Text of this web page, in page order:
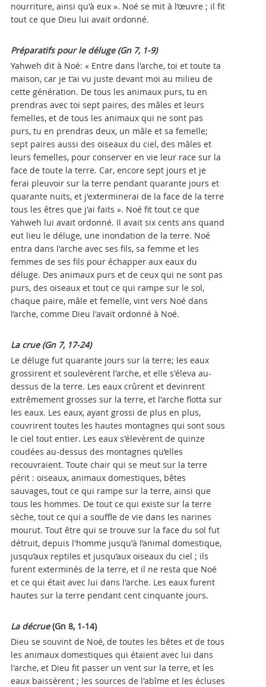
nourriture, ainsi qu'à eux ». Noé se mit à l’œuvre ; il fit
tout ce que Dieu lui avait ordonné.
Préparatifs pour le déluge (Gn 7, 1-9)
Yahweh dit à Noé: « Entre dans l'arche, toi et toute ta
maison, car je t'ai vu juste devant moi au milieu de
cette génération. De tous les animaux purs, tu en
prendras avec toi sept paires, des mâles et leurs
femelles, et de tous les animaux qui ne sont pas
purs, tu en prendras deux, un mâle et sa femelle;
sept paires aussi des oiseaux du ciel, des mâles et
leurs femelles, pour conserver en vie leur race sur la
face de toute la terre. Car, encore sept jours et je
ferai pleuvoir sur la terre pendant quarante jours et
quarante nuits, et j'exterminerai de la face de la terre
tous les êtres que j'ai faits ». Noé fit tout ce que
Yahweh lui avait ordonné. Il avait six cents ans quand
eut lieu le déluge, une inondation de la terre. Noé
entra dans l'arche avec ses fils, sa femme et les
femmes de ses fils pour échapper aux eaux du
déluge. Des animaux purs et de ceux qui ne sont pas
purs, des oiseaux et tout ce qui rampe sur le sol,
chaque paire, mâle et femelle, vint vers Noé dans
l’arche, comme Dieu l'avait ordonné à Noé.
La crue (Gn 7, 17-24)
Le déluge fut quarante jours sur la terre; les eaux
grossirent et soulevèrent l'arche, et elle s'éleva au-
dessus de la terre. Les eaux crûrent et devinrent
extrêmement grosses sur la terre, et l'arche flotta sur
les eaux. Les eaux, ayant grossi de plus en plus,
couvrirent toutes les hautes montagnes qui sont sous
le ciel tout entier. Les eaux s'élevèrent de quinze
coudées au-dessus des montagnes qu’elles
recouvraient. Toute chair qui se meut sur la terre
périt : oiseaux, animaux domestiques, bêtes
sauvages, tout ce qui rampe sur la terre, ainsi que
tous les hommes. De tout ce qui existe sur la terre
sèche, tout ce qui a souffle de vie dans les narines
mourut. Tout être qui se trouve sur la face du sol fut
détruit, depuis l'homme jusqu'à l’animal domestique,
jusqu’aux reptiles et jusqu’aux oiseaux du ciel ; ils
furent exterminés de la terre, et il ne resta que Noé
et ce qui était avec lui dans l'arche. Les eaux furent
hautes sur la terre pendant cent cinquante jours.
La décrue (Gn 8, 1-14)
Dieu se souvint de Noé, de toutes les bêtes et de tous
les animaux domestiques qui étaient avec lui dans
l'arche, et Dieu fit passer un vent sur la terre, et les
eaux baissèrent ; les sources de l'abîme et les écluses